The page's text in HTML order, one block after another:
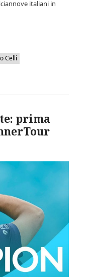
italiani in
Celli
prima